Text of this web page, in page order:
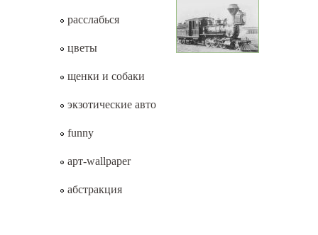
расслабься
цветы
щенки и собаки
экзотические авто
funny
арт-wallpaper
абстракция